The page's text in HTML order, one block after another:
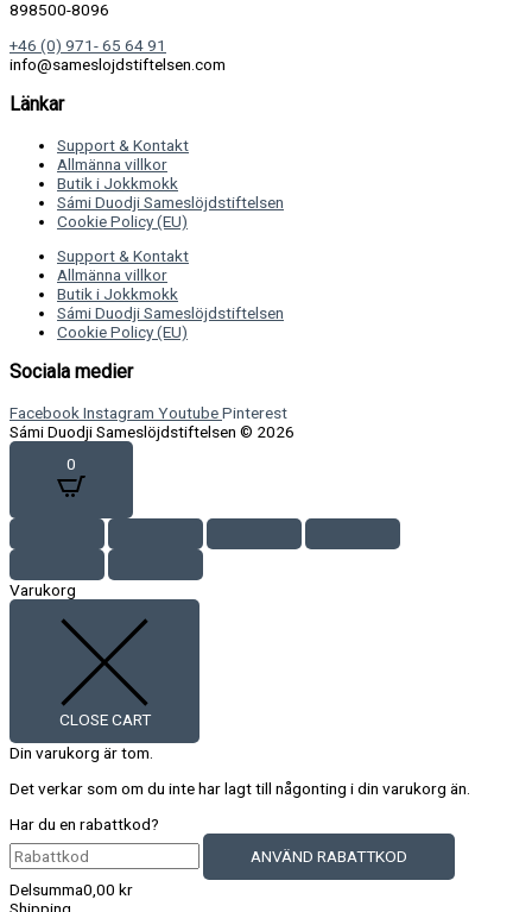
898500-8096
+46 (0) 971- 65 64 91
info@sameslojdstiftelsen.com
Länkar
Support & Kontakt
Allmänna villkor
Butik i Jokkmokk
Sámi Duodji Sameslöjdstiftelsen
Cookie Policy (EU)
Support & Kontakt
Allmänna villkor
Butik i Jokkmokk
Sámi Duodji Sameslöjdstiftelsen
Cookie Policy (EU)
Sociala medier
FacebookInstagram YoutubePinterest
Sámi Duodji Sameslöjdstiftelsen © 2026
0
Varukorg
CLOSE CART
Din varukorg är tom.
Det verkar som om du inte har lagt till någonting i din varukorg än.
Har du en rabattkod?
ANVÄND RABATTKOD
Delsumma0,00 kr
Shipping